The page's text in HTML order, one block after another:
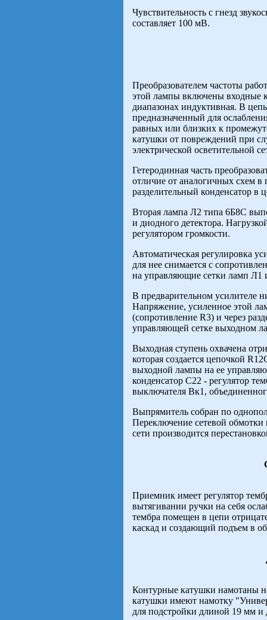
Чувствительность с гнезд
составляет 100 мВ.
Преобразователем частоты
этой лампы включены входные
диапазонах индуктивная. В
предназначенный для
равных или близких к
катушки от повреждений при
электрической осветительной
Гетеродинная часть
отличие от аналогичных схем
разделительный конденсатор в
Вторая лампа Л2 типа 6Б8С
и диодного детектора.
регулятором громкости.
Автоматическая регулировка
для нее снимается с
на управляющие сетки ламп Л1
В предварительном усилителе
Напряжение, усиленное этой
(сопротивление R3) и через
управляющей ceтке выходном
Выходная ступень охвачена
которая создается цепочкой
выходной лампы на ее
конденсатор C22 - регулятор
выключателя Вк1,
Выпрямитель собран по
Переключение сетевой обмотки
сети производится
Приемник имеет регулятор
вытягивании ручки на себя
тембра помещен в цепи
каскад и создающий подъем в
Контурные катушки намотаны
катушки имеют намотку
для подстройки длиной 19 мм